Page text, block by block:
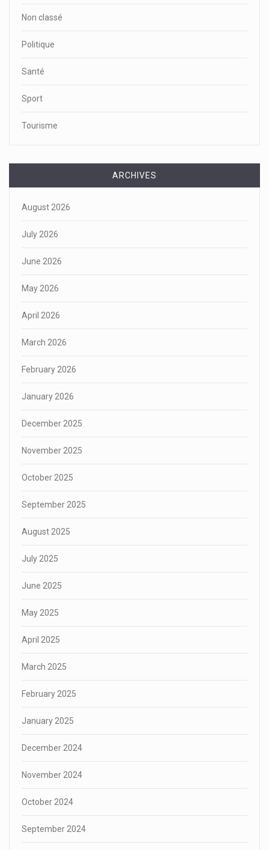
Non classé
Politique
Santé
Sport
Tourisme
ARCHIVES
August 2026
July 2026
June 2026
May 2026
April 2026
March 2026
February 2026
January 2026
December 2025
November 2025
October 2025
September 2025
August 2025
July 2025
June 2025
May 2025
April 2025
March 2025
February 2025
January 2025
December 2024
November 2024
October 2024
September 2024